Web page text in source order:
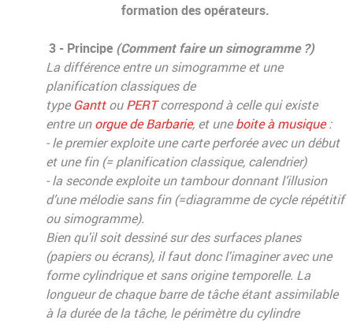
formation des opérateurs.
3 - Principe (Comment faire un simogramme ?)
La différence entre un simogramme et une
planification classiques de
type Ganttou PERTcorrespond à celle qui existe
entre un orgue de Barbarie, et une boite à musique:
- le premier exploite une carte perforée avec un début
et une fin (= planification classique, calendrier)
- la seconde exploite un tambour donnant l’illusion
d’une mélodie sans fin (=diagramme de cycle répétitif
ou simogramme).
Bien qu'il soit dessiné sur des surfaces planes
(papiers ou écrans), il faut donc l'imaginer avec une
forme cylindrique et sans origine temporelle. La
longueur de chaque barre de tâche étant assimilable
à la durée de la tâche, le périmètre du cylindre